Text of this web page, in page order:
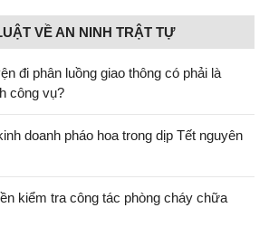
VỀ AN NINH TRẬT TỰ
đi phân luồng giao thông có phải là
công vụ?
doanh pháo hoa trong dịp Tết nguyên
kiểm tra công tác phòng cháy chữa